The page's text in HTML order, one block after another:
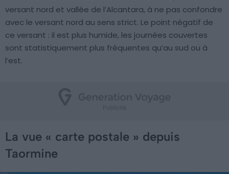
versant nord et vallée de l’Alcantara, à ne pas confondre
avec le versant nord au sens strict. Le point négatif de
ce versant : il est plus humide, les journées couvertes
sont statistiquement plus fréquentes qu’au sud ou à
l’est.
La vue « carte postale » depuis
Taormine